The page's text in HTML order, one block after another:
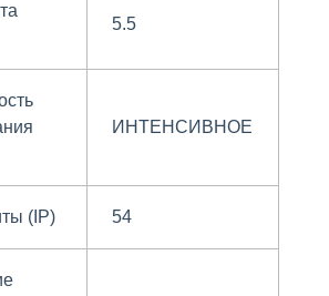
5.5
ИНТЕНСИВНОЕ
(IP) 54